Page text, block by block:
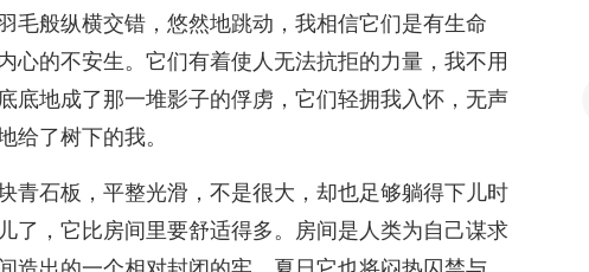
毛般纵横交错，悠然地跳动，我相信它们是有生命
心的不安生。它们有着使人无法抗拒的力量，我不用
底地成了那一堆影子的俘虏，它们轻拥我入怀，无声
给了树下的我。
青石板，平整光滑，不是很大，却也足够躺得下儿时
了，它比房间里要舒适得多。房间是人类为自己谋求